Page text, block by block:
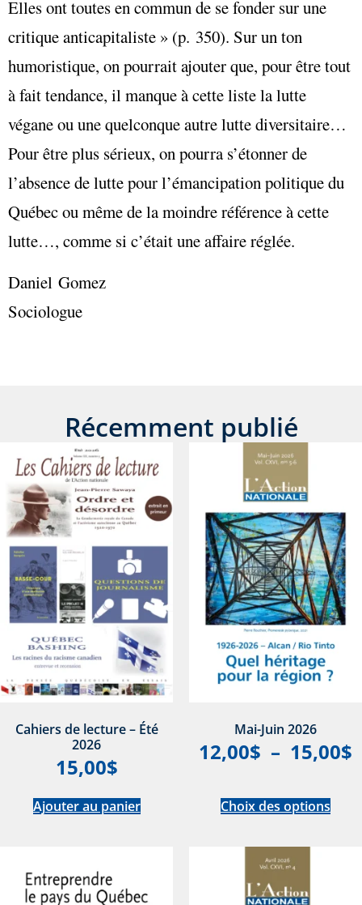
Elles ont toutes en commun de se fonder sur une
critique anticapitaliste » (p. 350). Sur un ton
humoristique, on pourrait ajouter que, pour être tout
à fait tendance, il manque à cette liste la lutte
végane ou une quelconque autre lutte diversitaire…
Pour être plus sérieux, on pourra s’étonner de
l’absence de lutte pour l’émancipation politique du
Québec ou même de la moindre référence à cette
lutte…, comme si c’était une affaire réglée.
Daniel Gomez
Sociologue
Récemment publié
Cahiers de lecture – Été
2026
15,00$
Ajouter au panier
Mai-Juin 2026
12,00$ – 15,00$
Choix des options